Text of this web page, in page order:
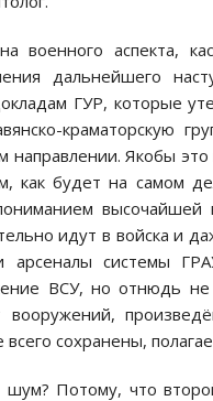
военного аспекта,
дальнейшего
ГУР, которые
краматорскую
направлении. Якобы
как будет на самом
идут в войска и
системы
ВСУ, но отнюдь не
вооружений,
сохранены,
Потому, что